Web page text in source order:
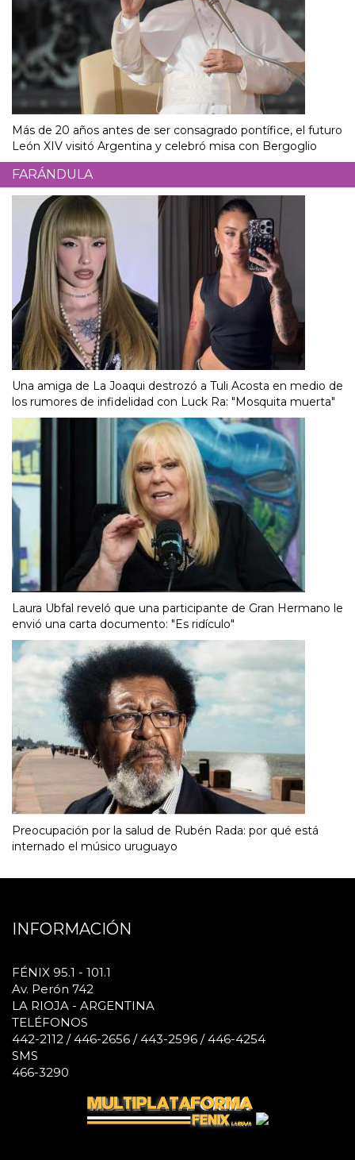
Más de 20 años antes de ser consagrado pontífice, el futuro
León XIV visitó Argentina y celebró misa con Bergoglio
FARÁNDULA
Una amiga de La Joaqui destrozó a Tuli Acosta en medio de
los rumores de infidelidad con Luck Ra: "Mosquita muerta"
Laura Ubfal reveló que una participante de Gran Hermano le
envió una carta documento: "Es ridículo"
Preocupación por la salud de Rubén Rada: por qué está
internado el músico uruguayo
INFORMACIÓN
FÉNIX 95.1 - 101.1
Av. Perón 742
LA RIOJA - ARGENTINA
TELÉFONOS
442-2112 / 446-2656 / 443-2596 / 446-4254
SMS
466-3290